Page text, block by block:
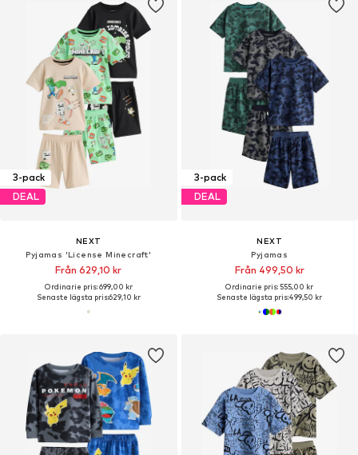
3-pack
DEAL
NEXT
Pyjamas 'License Minecraft'
Från 629,10 kr
Ordinarie pris: 699,00 kr
Senaste lägsta pris:629,10 kr
3-pack
DEAL
NEXT
Pyjamas
Från 499,50 kr
Ordinarie pris: 555,00 kr
Senaste lägsta pris:499,50 kr